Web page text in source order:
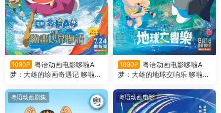
1080P
粤语动画电影哆啦A
梦：大雄的绘画奇遇记 哆啦A
粤语版
1080P
粤语动画电影哆啦A
梦：大雄的地球交响乐 哆啦A
粤语版
粤语动画剧集 粤语动画电影